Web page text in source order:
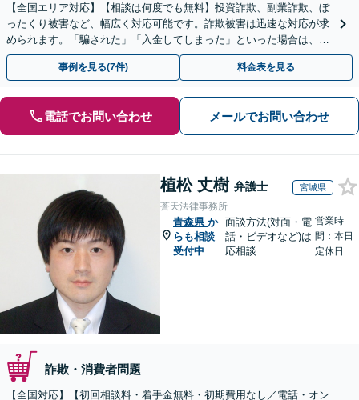
【全国エリア対応】【相談は何度でも無料】投資詐欺、副業詐欺、ぼ
ったくり被害など、幅広く対応可能です。詐欺被害は迅速な対応が求
められます。「騙された」「入金してしまった」といった場合は、お
早めにご相談ください。【電話・メール・WEB相談可】
事例を見る(7件) 料金表を見る
電話でお問い合わせ メールでお問い合わせ
植松 丈樹 弁護士 宮城県
蒼天法律事務所
青森県 か
らも相談
受付中
面談方法(対面・電
話・ビデオなど)は
応相談
営業時
間：本日
定休日
詐欺・消費者問題
【全国対応】【初回相談料・着手金無料・初期費用なし／電話・オン